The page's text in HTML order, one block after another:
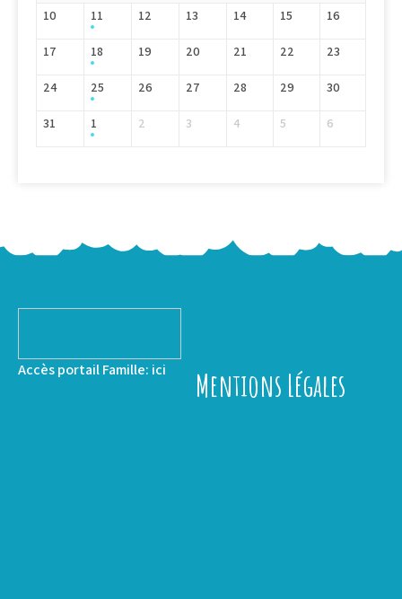
10 11 12 13 14 15 16
17 18 19 20 21 22 23
24 25 26 27 28 29 30
31 1 2 3 4 5 6
Accès portail Famille: ici Mentions Légales